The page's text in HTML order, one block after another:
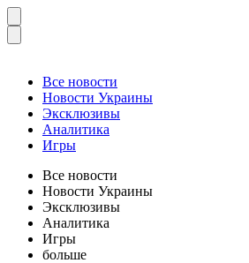
Все новости
Новости Украины
Эксклюзивы
Аналитика
Игры
Все новости
Новости Украины
Эксклюзивы
Аналитика
Игры
больше